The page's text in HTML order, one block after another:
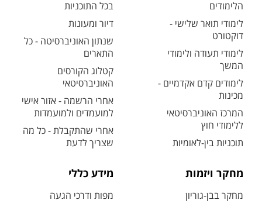
הלימודים
לימודי תואר שלישי -
דוקטורט
לימודי תעודה ולימודי
המשך
לימודים קדם אקדמיים -
מכינות
המרכז האוניברסיטאי
ללימודי חוץ
תוכניות בין-לאומיות
בכל התוכניות
דיור ומעונות
שנתון האוניברסיטה - כל
התארים
קטלוג הקורסים
האוניברסיטאי
אחרי הרשמה - אזור אישי
למועמדים ולמועמדות
אחרי שהתקבלת - כל מה
שצריך לדעת
מחקר ויזמות
מחקר בבן-גוריון
מידע כללי
מפות ודרכי הגעה